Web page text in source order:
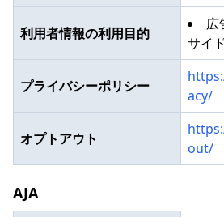
利用者情報の利用目的
広
サイ
プライバシーポリシー
acy/
オプトアウト
out/
AJA